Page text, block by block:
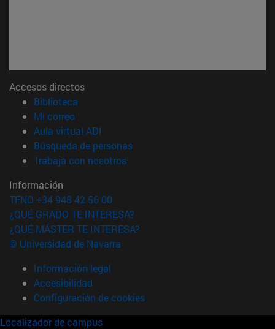
Accesos directos
Biblioteca
Mi correo(abre en nueva ventana)
Aula virtual ADI
Búsqueda de personas(abre en nueva ventana)
Trabaja con nosotros(abre en nueva ventana)
Información
TFNO +34 948 42 56 00
¿QUÉ GRADO TE INTERESA?
¿QUÉ MÁSTER TE INTERESA?
© Universidad de Navarra
Información legal
Accesibilidad
Configuración de cookies
Localizador de campus